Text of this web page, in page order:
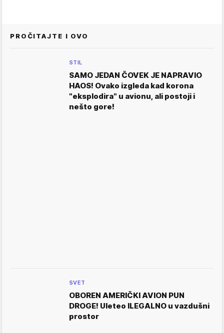
PROČITAJTE I OVO
STIL
SAMO JEDAN ČOVEK JE NAPRAVIO
HAOS! Ovako izgleda kad korona
"eksplodira" u avionu, ali postoji i
nešto gore!
SVET
OBOREN AMERIČKI AVION PUN
DROGE! Uleteo ILEGALNO u vazdušni
prostor